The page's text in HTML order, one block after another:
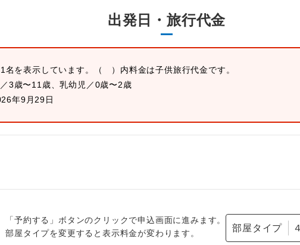
出発日・旅行代金
名を表示しています。
（ ）内料金は子供旅行代金です。
3歳〜11歳、乳幼児／0歳〜2歳
年9月29日
「予約する」ボタンのクリックで申込画面に進みます。
部屋タイプを変更すると表示料金が変わります。
部屋タイプ